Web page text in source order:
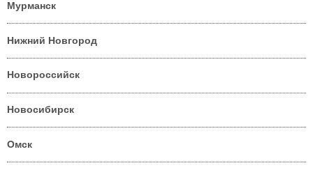
Мурманск
Нижний Новгород
Новороссийск
Новосибирск
Омск